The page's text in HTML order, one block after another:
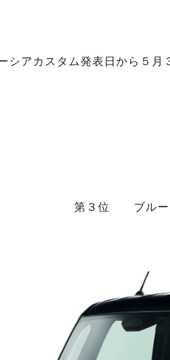
シアカスタム発表日から５
第３位 ブルー